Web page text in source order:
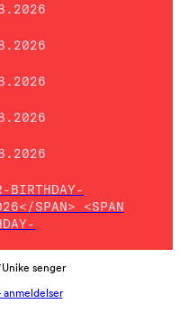
BIRTHDAY-
SPAN> <SPAN
Unike senger
anmeldelser